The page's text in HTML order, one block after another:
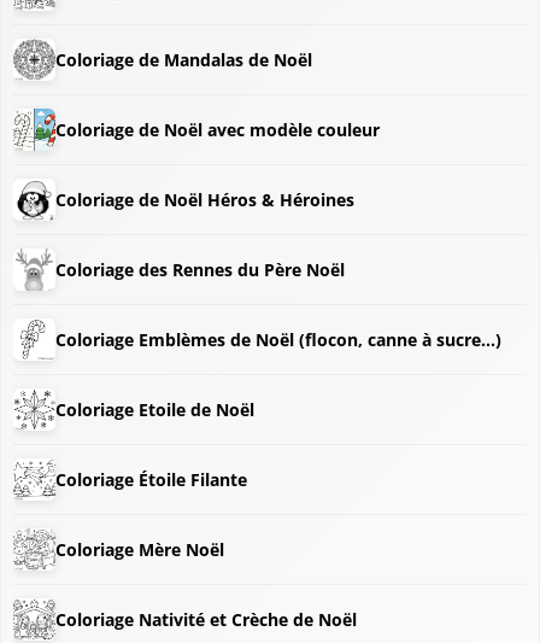
Coloriage de Mandalas de Noël
Coloriage de Noël avec modèle couleur
Coloriage de Noël Héros & Héroines
Coloriage des Rennes du Père Noël
Coloriage Emblèmes de Noël (flocon, canne à sucre...)
Coloriage Etoile de Noël
Coloriage Étoile Filante
Coloriage Mère Noël
Coloriage Nativité et Crèche de Noël